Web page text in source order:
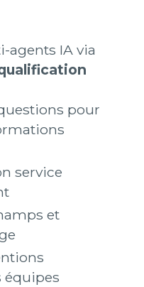
agents IA via
pour
service
et
équipes